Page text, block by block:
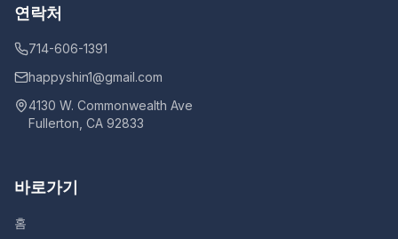
연락처
714-606-1391
happyshin1@gmail.com
4130 W. Commonwealth Ave
Fullerton, CA 92833
바로가기
홈